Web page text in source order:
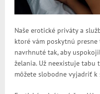
Naše erotické priváty a
ktoré vám poskytnú presne
navrhnuté tak, aby
želania. Už neexistuje tabu
môžete slobodne vyjadriť k